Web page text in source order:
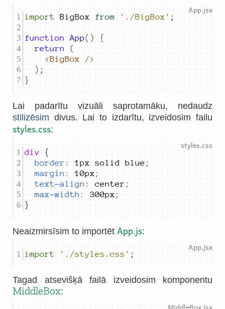
import BigBox from './BigBox' ;
function App()
{
return
(
<BigBox
/>
) ;
}
Lai padarītu vizuāli saprotamāku, nedaudz
stilizēsim divus. Lai to izdarītu, izveidosim failu
styles.css:
div
border : 1px solid blue ;
margin : 10px ;
text-align : center ;
max-width : 300px ;
}
Neaizmirsīsim to importēt App.js:
import './styles.css' ;
Tagad atsevišķā failā izveidosim komponentu
MiddleBox: